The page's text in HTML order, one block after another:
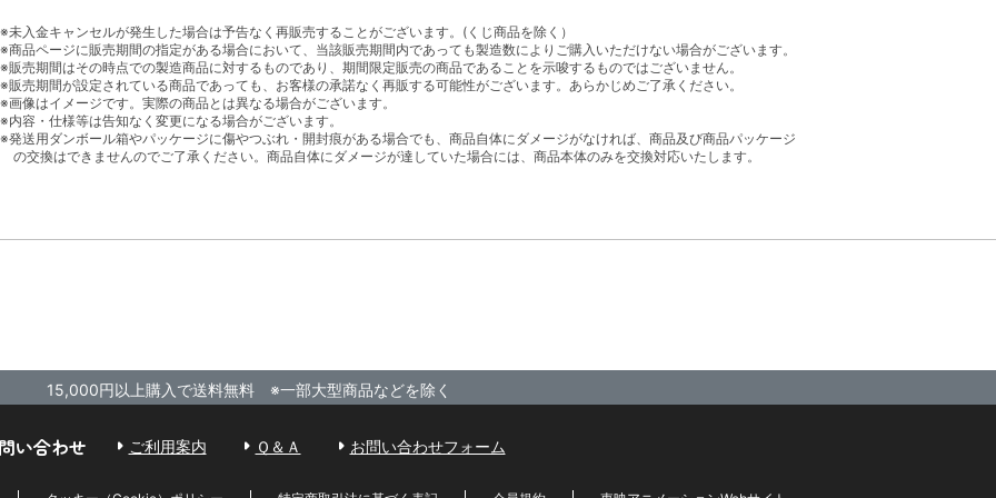
※未入金キャンセルが発生した場合は予告なく再販売することがございます。(くじ商品を除く）
※商品ページに販売期間の指定がある場合において、当該販売期間内であっても製造数によりご購入いただけない場合がございます。
※販売期間はその時点での製造商品に対するものであり、期間限定販売の商品であることを示唆するものではございません。
※販売期間が設定されている商品であっても、お客様の承諾なく再販する可能性がございます。あらかじめご了承ください。
※画像はイメージです。実際の商品とは異なる場合がございます。
※内容・仕様等は告知なく変更になる場合がございます。
※発送用ダンボール箱やパッケージに傷やつぶれ・開封痕がある場合でも、商品自体にダメージがなければ、商品及び商品パッケージ
の交換はできませんのでご了承ください。商品自体にダメージが達していた場合には、商品本体のみを交換対応いたします。
15,000円以上購入で送料無料 ※一部大型商品などを除く
い合わせ ご利用案内 Ｑ＆Ａ お問い合わせフォーム